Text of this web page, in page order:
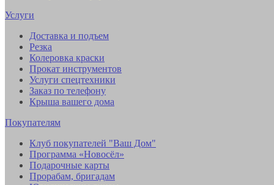
Услуги
Доставка и подъем
Резка
Колеровка краски
Прокат инструментов
Услуги спецтехники
Заказ по телефону
Крыша вашего дома
Покупателям
Клуб покупателей "Ваш Дом"
Программа «Новосёл»
Подарочные карты
Прорабам, бригадам